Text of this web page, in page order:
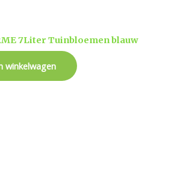
7Liter Tuinbloemen blauw
winkelwagen